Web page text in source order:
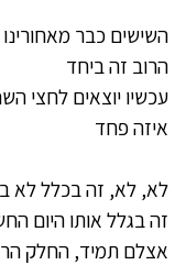
השישים כבר מאחורינו
הרוב זה ביחד
עכשיו יוצאים לחצי
איזה פחד
לא, לא, זה בכלל לא
זה בגלל אותו היום
אצלם תמיד, החלק